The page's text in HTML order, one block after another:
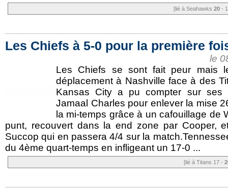
[lié à Seahawks 20 -
Les Chiefs à 5-0 pour la première
le
Les Chiefs se sont fait peur mais
déplacement à Nashville face à des
Kansas City a pu compter sur ses
Jamaal Charles pour enlever la mise
la mi-temps grâce à un cafouillage de
punt, recouvert dans la end zone par Cooper,
Succop qui en passera 4/4 sur la
du 4ème quart-temps en infligeant un 17-0 ...
[lié à Titans 17 -